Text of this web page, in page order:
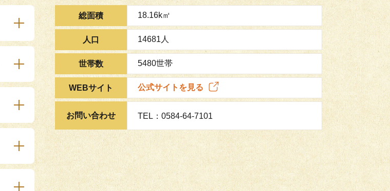
総面積 18.16k㎡
人口 14681人
世帯数 5480世帯
WEBサイト 公式サイトを見る
お問い合わせ TEL：0584-64-7101